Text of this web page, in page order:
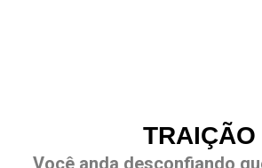
TRAIÇÃO
Você anda desconfiando